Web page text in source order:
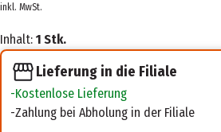
inkl. MwSt.
Inhalt: 1 Stk.
Lieferung in die Filiale
Kostenlose Lieferung
Zahlung bei Abholung in der Filiale